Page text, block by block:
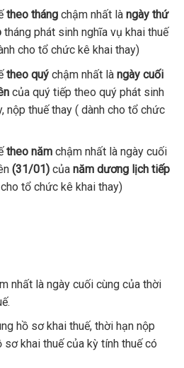
theo thángchậm nhất là ngày thứ
tháng phát sinh nghĩa vụ khai thuế
cho tổ chức kê khai thay)
theo quýchậm nhất là ngày cuối
của quý tiếp theo quý phát sinh
nộp thuế thay ( dành cho tổ chức
theo nămchậm nhất là ngày cuối
(31/01)củanăm dương lịch tiếp
tổ chức kê khai thay)
nhất là ngày cuối cùng của thời
hồ sơ khai thuế, thời hạn nộp
sơ khai thuế của kỳ tính thuế có